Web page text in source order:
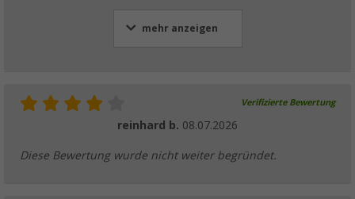
mehr anzeigen
Verifizierte Bewertung
reinhard b. 08.07.2026
Diese Bewertung wurde nicht weiter begründet.